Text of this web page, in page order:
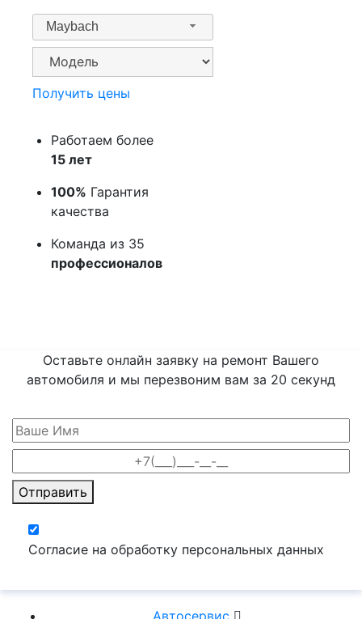
Maybach
Получить цены
Работаем более
15 лет
100% Гарантия
качества
Команда из 35
профессионалов
Оставьте онлайн заявку на ремонт Вашего
автомобиля и мы перезвоним вам за 20 секунд
Отправить
Согласие на обработку персональных данных
Автосервис